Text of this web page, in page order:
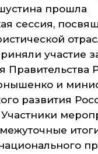
прошла
сессия,
участие
Правительства
и
развития